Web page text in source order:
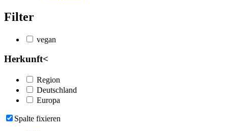
Filter
vegan
Herkunft<
Region
Deutschland
Europa
Spalte fixieren